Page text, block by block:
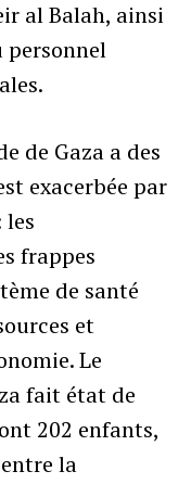
al Balah, ainsi
personnel
de Gaza a des
exacerbée par
les
frappes
de santé
et
Le
fait état de
202 enfants,
la